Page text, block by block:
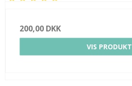
200,00 DKK
VIS PRODUKT